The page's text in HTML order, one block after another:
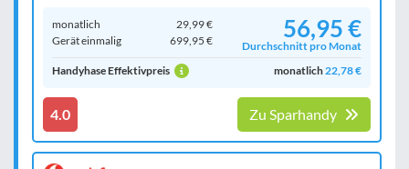
monatlich
29,99 €
Gerät einmalig
699,95 € 56,95 €
Durchschnitt pro Monat
Handyhase Effektivpreis
monatlich22,78 €
4.0 Zu Sparhandy